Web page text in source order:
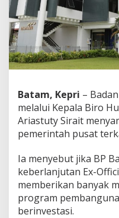
Batam, Kepri –
melalui Kepala Biro
Ariastuty Sirait
pemerintah pusat
Ia menyebut jika BP
keberlanjutan Ex-
memberikan banyak
program
berinvestasi.